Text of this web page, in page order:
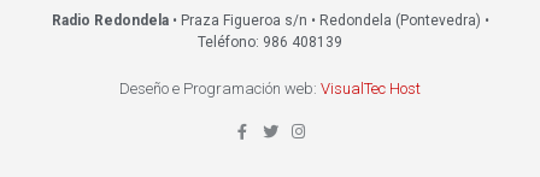
Radio Redondela• Praza Figueroa s/n • Redondela (Pontevedra) •
Teléfono: 986 408139
Deseño e Programación web: VisualTec Host